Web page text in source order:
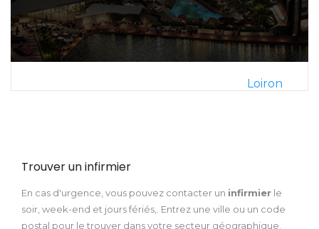
Loiron
Trouver un infirmier
En cas d'urgence, vous pouvez contacter un infirmier le
soir, week-end et jours fériés,. Entrez une ville ou un code
postal pour le trouver dans votre secteur géographique.